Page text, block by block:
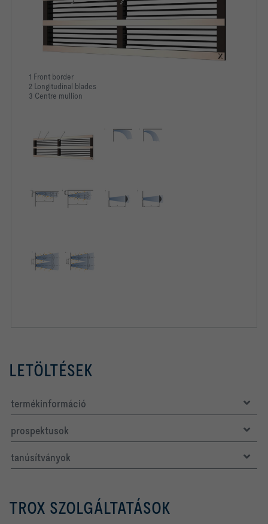
1 Front border
2 Longitudinal blades
3 Centre mullion
LETÖLTÉSEK
termékinformáció
prospektusok
tanúsítványok
TROX SZOLGÁLTATÁSOK